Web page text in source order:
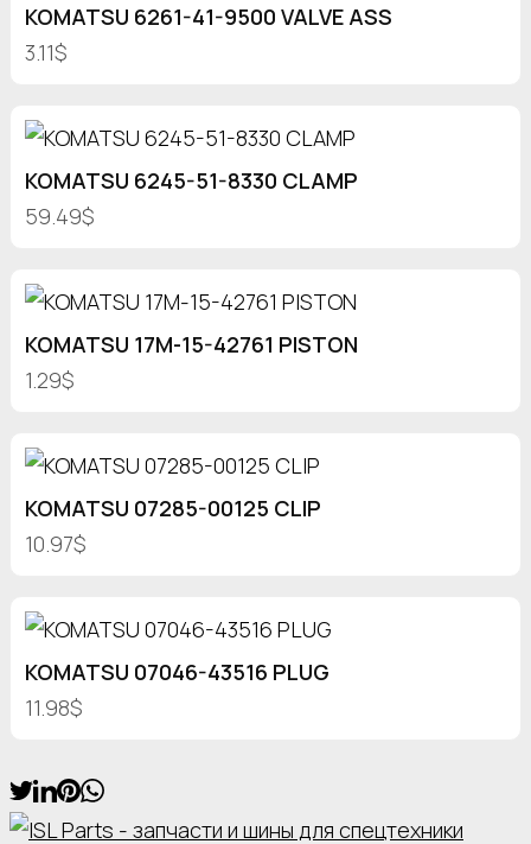
KOMATSU 6261-41-9500 VALVE ASS
3.11$
KOMATSU 6245-51-8330 CLAMP
59.49$
KOMATSU 17M-15-42761 PISTON
1.29$
KOMATSU 07285-00125 CLIP
10.97$
KOMATSU 07046-43516 PLUG
11.98$